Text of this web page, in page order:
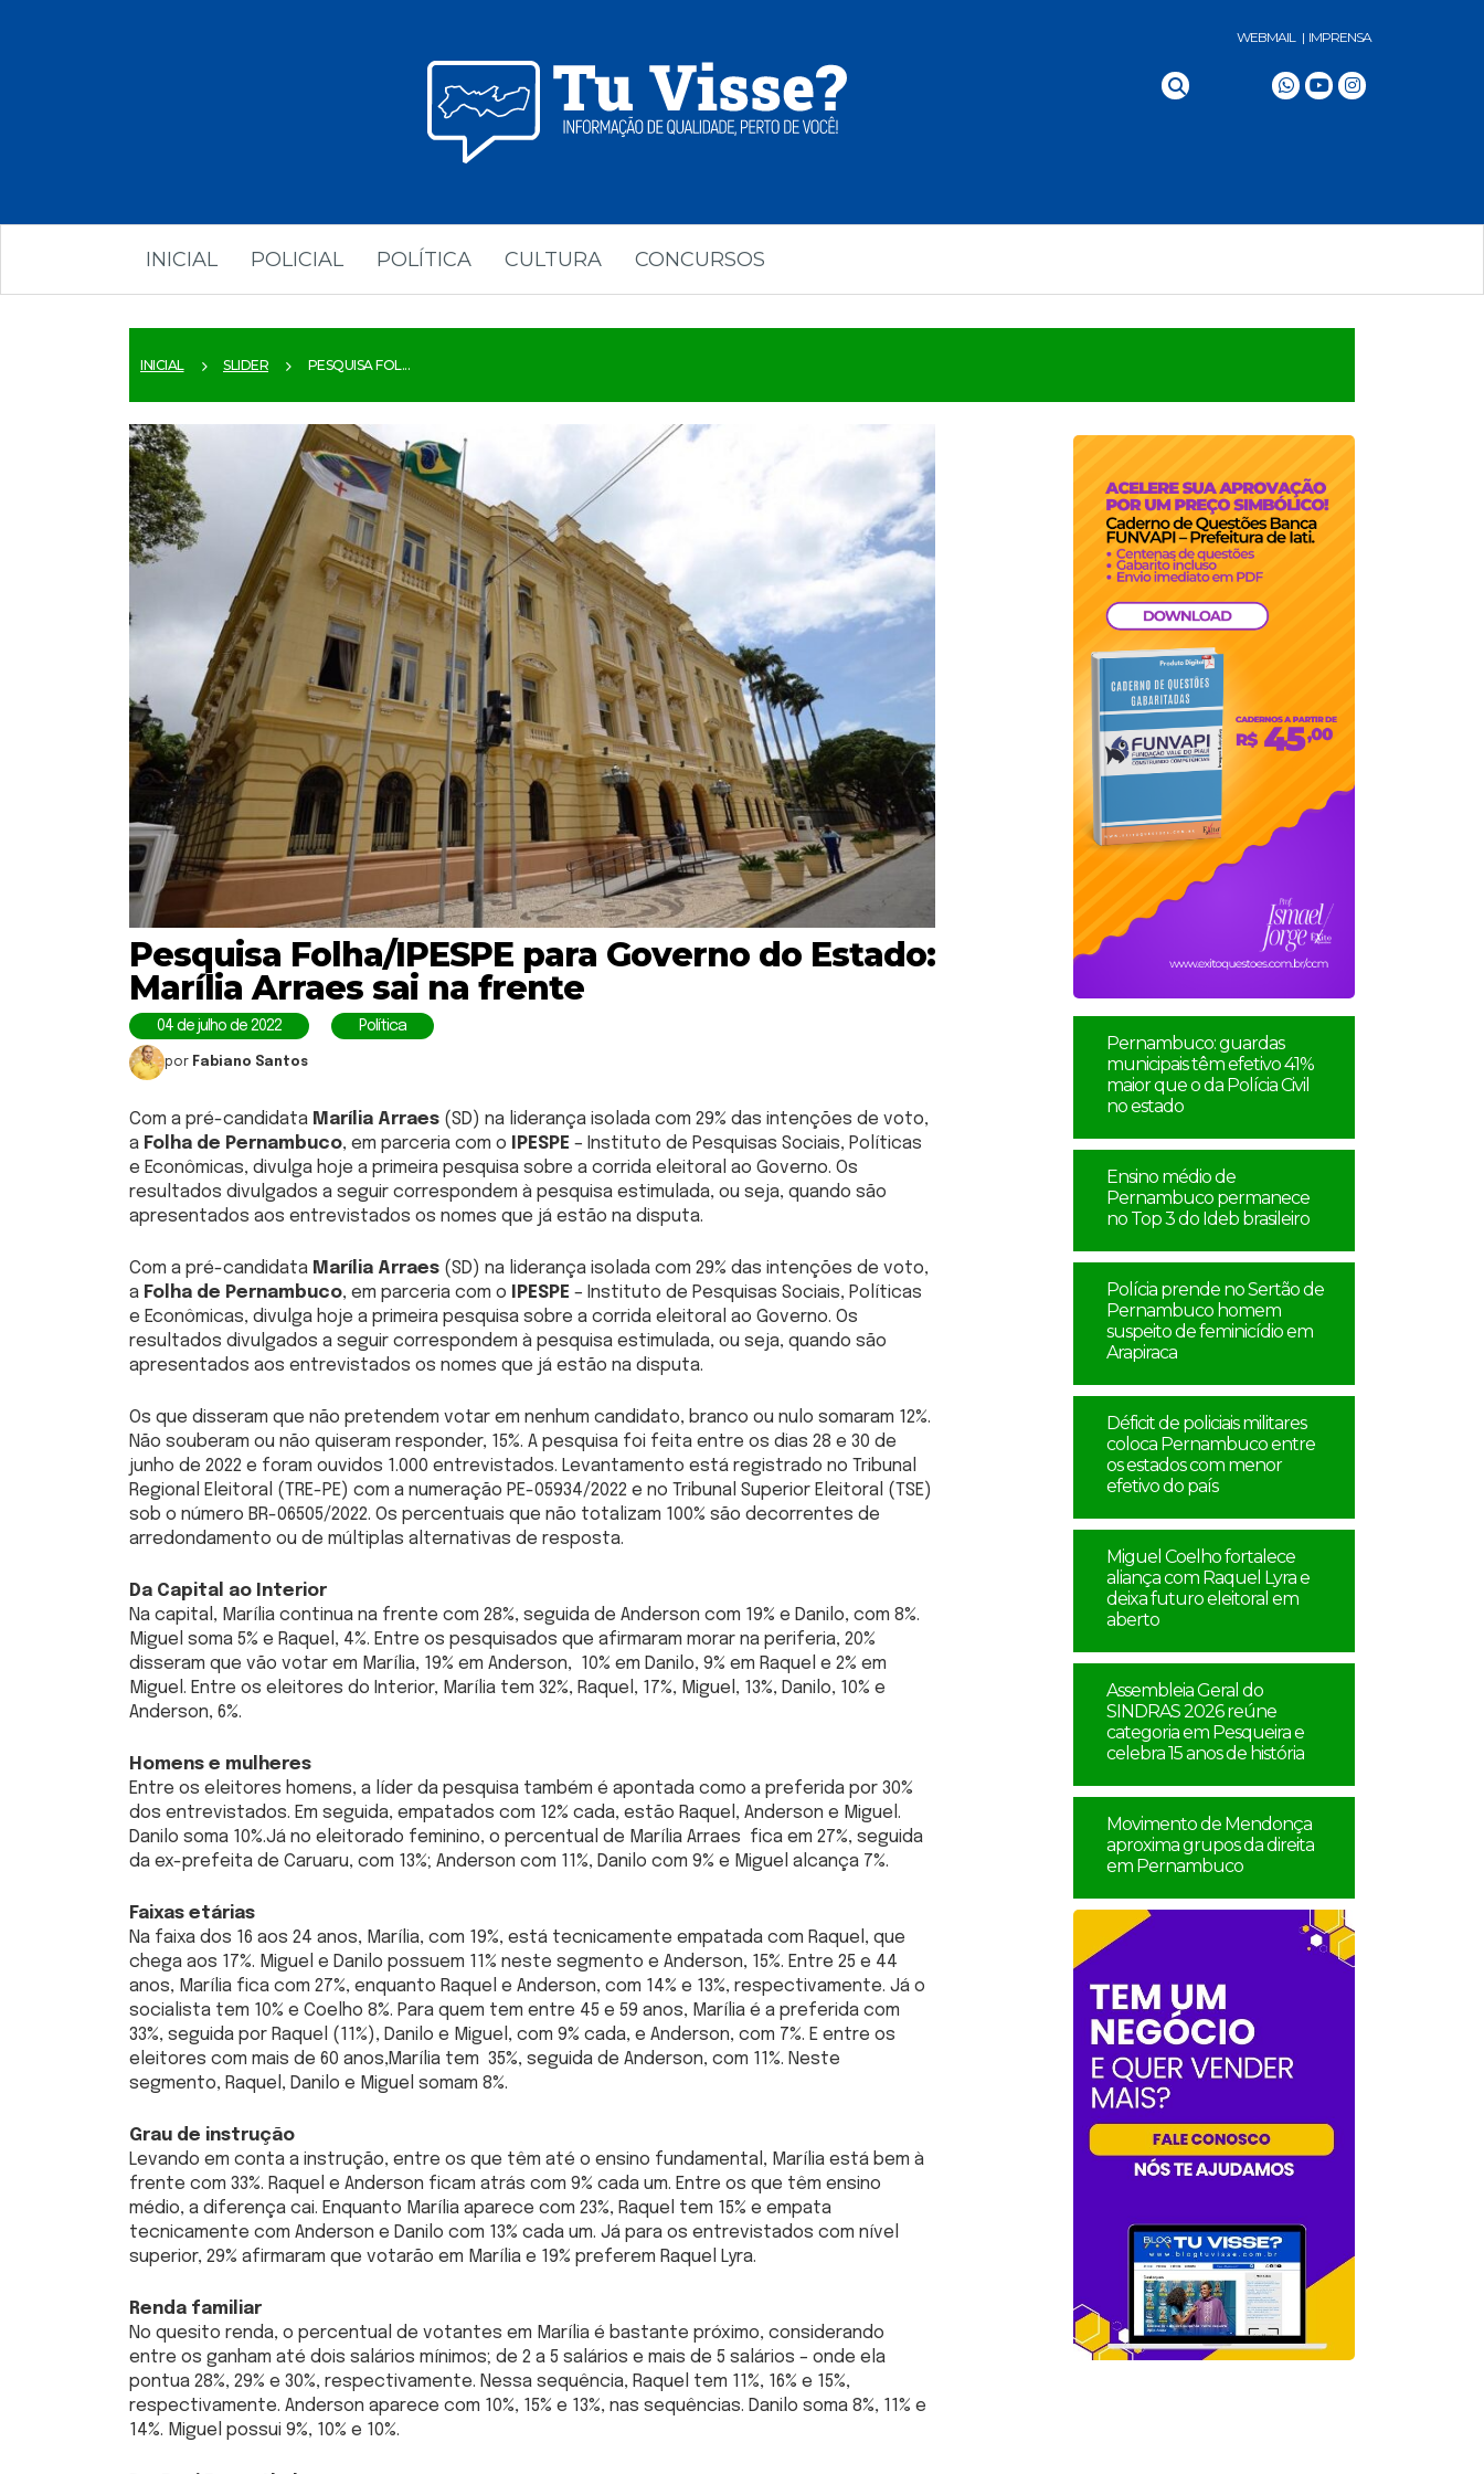
WEBMAIL | IMPRENSA
INICIAL POLICIAL POLÍTICA CULTURA CONCURSOS
INICIAL SLIDER PESQUISA FOL...
Pesquisa Folha/IPESPE para Governo do Estado:
Marília Arraes sai na frente
04 de julho de 2022 Política
por Fabiano Santos
Com a pré-candidata Marília Arraes (SD) na liderança isolada com 29% das intenções de voto,
a Folha de Pernambuco, em parceria com o IPESPE – Instituto de Pesquisas Sociais, Políticas
e Econômicas, divulga hoje a primeira pesquisa sobre a corrida eleitoral ao Governo. Os
resultados divulgados a seguir correspondem à pesquisa estimulada, ou seja, quando são
apresentados aos entrevistados os nomes que já estão na disputa.
Com a pré-candidata Marília Arraes (SD) na liderança isolada com 29% das intenções de voto,
a Folha de Pernambuco, em parceria com o IPESPE – Instituto de Pesquisas Sociais, Políticas
e Econômicas, divulga hoje a primeira pesquisa sobre a corrida eleitoral ao Governo. Os
resultados divulgados a seguir correspondem à pesquisa estimulada, ou seja, quando são
apresentados aos entrevistados os nomes que já estão na disputa.
Os que disseram que não pretendem votar em nenhum candidato, branco ou nulo somaram 12%.
Não souberam ou não quiseram responder, 15%. A pesquisa foi feita entre os dias 28 e 30 de
junho de 2022 e foram ouvidos 1.000 entrevistados. Levantamento está registrado no Tribunal
Regional Eleitoral (TRE-PE) com a numeração PE-05934/2022 e no Tribunal Superior Eleitoral (TSE)
sob o número BR-06505/2022. Os percentuais que não totalizam 100% são decorrentes de
arredondamento ou de múltiplas alternativas de resposta.
Da Capital ao Interior
Na capital, Marília continua na frente com 28%, seguida de Anderson com 19% e Danilo, com 8%.
Miguel soma 5% e Raquel, 4%. Entre os pesquisados que afirmaram morar na periferia, 20%
disseram que vão votar em Marília, 19% em Anderson, 10% em Danilo, 9% em Raquel e 2% em
Miguel. Entre os eleitores do Interior, Marília tem 32%, Raquel, 17%, Miguel, 13%, Danilo, 10% e
Anderson, 6%.
Homens e mulheres
Entre os eleitores homens, a líder da pesquisa também é apontada como a preferida por 30%
dos entrevistados. Em seguida, empatados com 12% cada, estão Raquel, Anderson e Miguel.
Danilo soma 10%.Já no eleitorado feminino, o percentual de Marília Arraes fica em 27%, seguida
da ex-prefeita de Caruaru, com 13%; Anderson com 11%, Danilo com 9% e Miguel alcança 7%.
Faixas etárias
Na faixa dos 16 aos 24 anos, Marília, com 19%, está tecnicamente empatada com Raquel, que
chega aos 17%. Miguel e Danilo possuem 11% neste segmento e Anderson, 15%. Entre 25 e 44
anos, Marília fica com 27%, enquanto Raquel e Anderson, com 14% e 13%, respectivamente. Já o
socialista tem 10% e Coelho 8%. Para quem tem entre 45 e 59 anos, Marília é a preferida com
33%, seguida por Raquel (11%), Danilo e Miguel, com 9% cada, e Anderson, com 7%. E entre os
eleitores com mais de 60 anos,Marília tem 35%, seguida de Anderson, com 11%. Neste
segmento, Raquel, Danilo e Miguel somam 8%.
Grau de instrução
Levando em conta a instrução, entre os que têm até o ensino fundamental, Marília está bem à
frente com 33%. Raquel e Anderson ficam atrás com 9% cada um. Entre os que têm ensino
médio, a diferença cai. Enquanto Marília aparece com 23%, Raquel tem 15% e empata
tecnicamente com Anderson e Danilo com 13% cada um. Já para os entrevistados com nível
superior, 29% afirmaram que votarão em Marília e 19% preferem Raquel Lyra.
Renda familiar
No quesito renda, o percentual de votantes em Marília é bastante próximo, considerando
entre os ganham até dois salários mínimos; de 2 a 5 salários e mais de 5 salários – onde ela
pontua 28%, 29% e 30%, respectivamente. Nessa sequência, Raquel tem 11%, 16% e 15%,
respectivamente. Anderson aparece com 10%, 15% e 13%, nas sequências. Danilo soma 8%, 11% e
14%. Miguel possui 9%, 10% e 10%.
Pernambuco: guardas
municipais têm efetivo 41%
maior que o da Polícia Civil
no estado
Ensino médio de
Pernambuco permanece
no Top 3 do Ideb brasileiro
Polícia prende no Sertão de
Pernambuco homem
suspeito de feminicídio em
Arapiraca
Déficit de policiais militares
coloca Pernambuco entre
os estados com menor
efetivo do país
Miguel Coelho fortalece
aliança com Raquel Lyra e
deixa futuro eleitoral em
aberto
Assembleia Geral do
SINDRAS 2026 reúne
categoria em Pesqueira e
celebra 15 anos de história
Movimento de Mendonça
aproxima grupos da direita
em Pernambuco